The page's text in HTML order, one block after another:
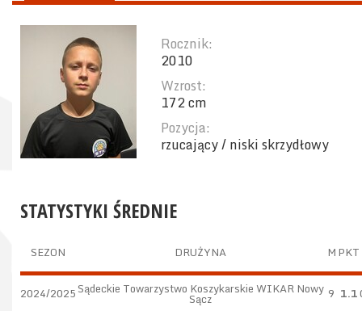
Rocznik:
2010
Wzrost:
172 cm
Pozycja:
rzucający / niski skrzydłowy
STATYSTYKI ŚREDNIE
SEZON DRUŻYNA MPKT
2024/2025Sądeckie Towarzystwo Koszykarskie WIKAR Nowy
Sącz 9 1.1